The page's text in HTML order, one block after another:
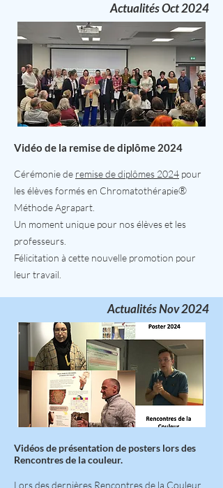
Actualités Oct 2024
Vidéo de la remise de diplôme 2024
Cérémonie de remise de diplômes 2024 pour
les élèves formés en Chromatothérapie®
Méthode Agrapart.
Un moment unique pour nos élèves et les
professeurs.
Félicitation à cette nouvelle promotion pour
leur travail.
Actualités Nov 2024
Vidéos de présentation de posters lors des
Rencontres de la couleur.
Lors des dernières Rencontres de la Couleur,